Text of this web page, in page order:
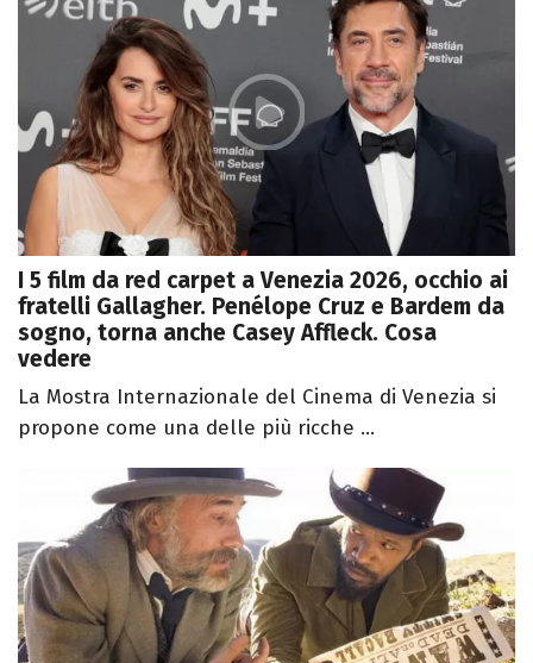
I 5 film da red carpet a Venezia 2026, occhio ai
fratelli Gallagher. Penélope Cruz e Bardem da
sogno, torna anche Casey Affleck. Cosa
vedere
La Mostra Internazionale del Cinema di Venezia si
propone come una delle più ricche ...